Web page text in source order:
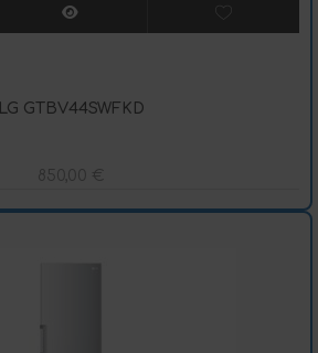
LG GTBV44SWFKD
850,00 €